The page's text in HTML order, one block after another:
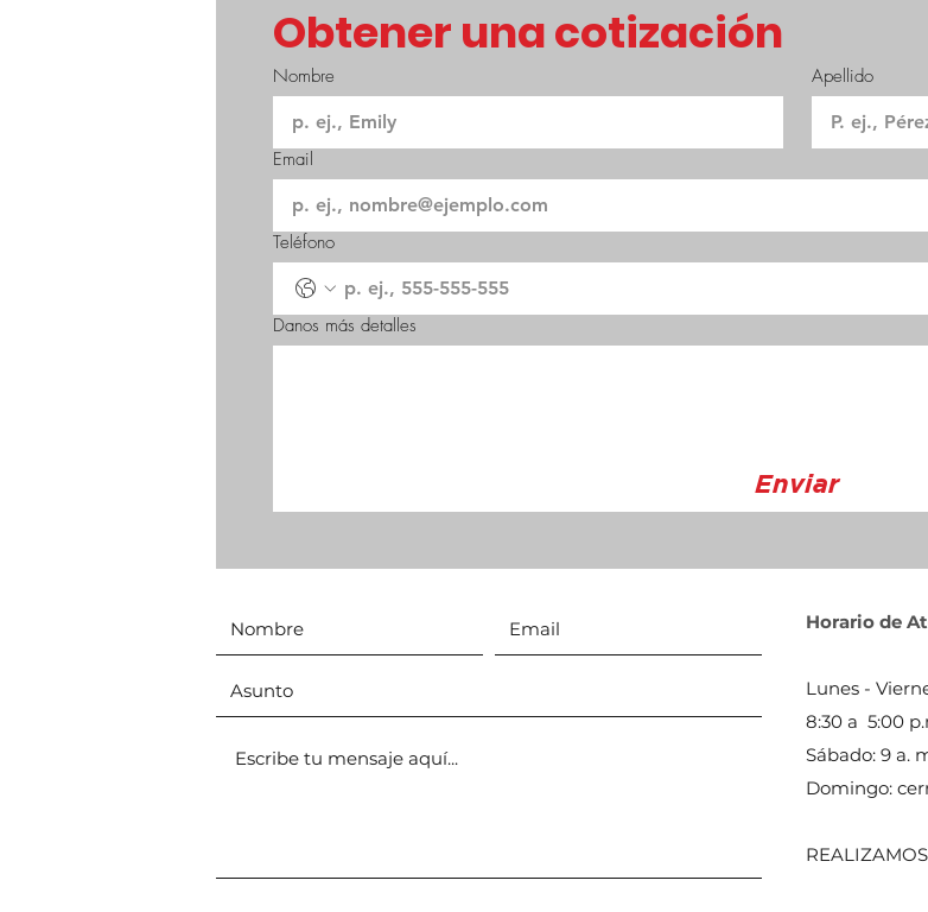
Obtener una cotización
Nombre Apellido
Email
Teléfono
Danos más detalles
Enviar
Horario de
Lunes -
8:30 a 5:00
Sábado: 9 a.
Domingo: